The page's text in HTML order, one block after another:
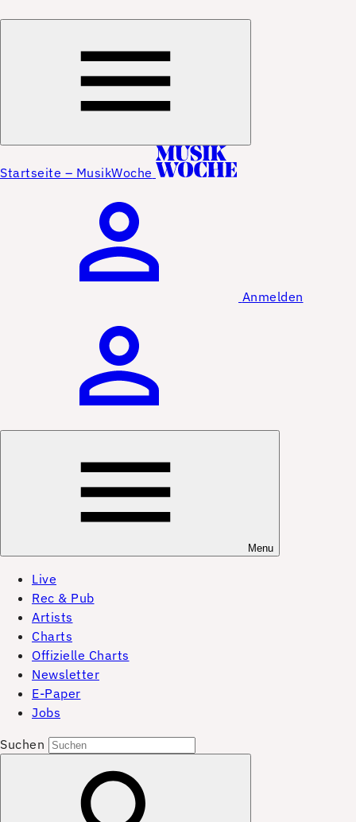
Startseite – MusikWoche
Anmelden
Menu
Live
Rec & Pub
Artists
Charts
Offizielle Charts
Newsletter
E-Paper
Jobs
Suchen